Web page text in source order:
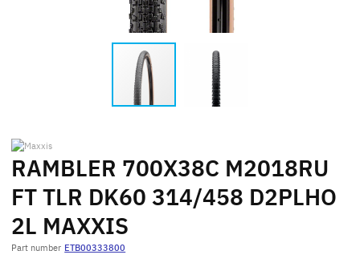
RAMBLER 700X38C M2018RU
FT TLR DK60 314/458 D2PLHO
2L MAXXIS
Part number ETB00333800